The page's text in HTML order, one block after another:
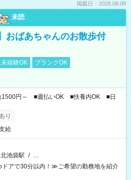
掲載日：2026.08.08
未読
おばあちゃんのお散歩付
経験OK
ブランクOK
1500円～ ■週払いOK ■扶養内OK ■日
り
給
北池袋駅 / …
アで30分以内！≫ご希望の勤務地を紹介